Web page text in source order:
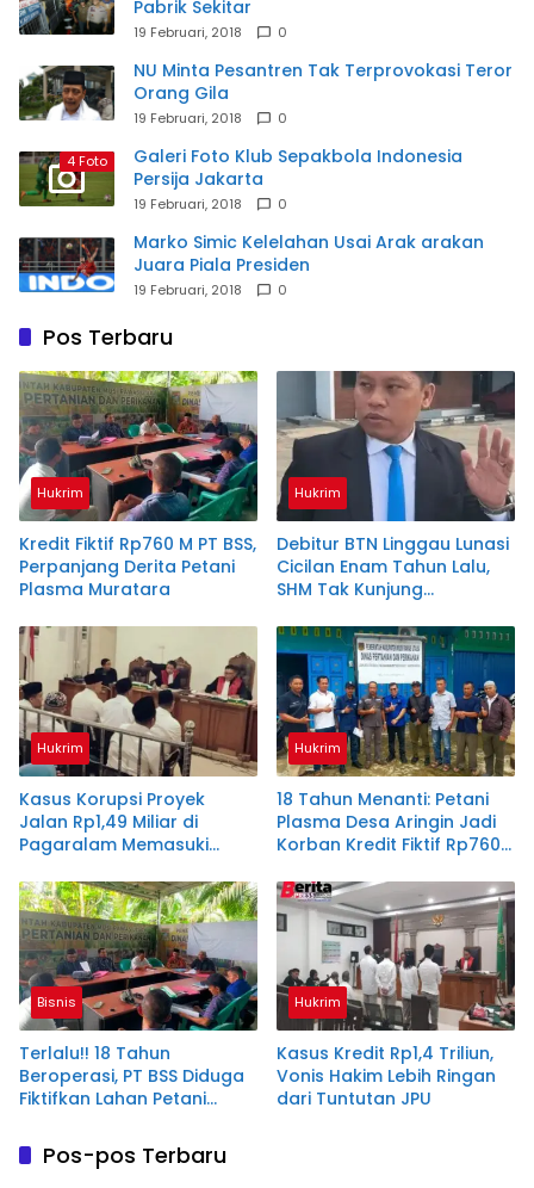
Pabrik Sekitar
19 Februari, 2018 0
NU Minta Pesantren Tak Terprovokasi Teror
Orang Gila
19 Februari, 2018 0
4 Foto
Galeri Foto Klub Sepakbola Indonesia
Persija Jakarta
19 Februari, 2018 0
Marko Simic Kelelahan Usai Arak arakan
Juara Piala Presiden
19 Februari, 2018 0
Pos Terbaru
Hukrim
Kredit Fiktif Rp760 M PT BSS,
Perpanjang Derita Petani
Plasma Muratara
Hukrim
Debitur BTN Linggau Lunasi
Cicilan Enam Tahun Lalu,
SHM Tak Kunjung
Hukrim
Kasus Korupsi Proyek
Jalan Rp1,49 Miliar di
Pagaralam Memasuki
Terdakwa Dituntut 2,5
Tahun Penjara
Hukrim
18 Tahun Menanti: Petani
Plasma Desa Aringin Jadi
Korban Kredit Fiktif Rp760
Bisnis
Terlalu!! 18 Tahun
Beroperasi, PT BSS Diduga
Fiktifkan Lahan Petani
Hukrim
Kasus Kredit Rp1,4 Triliun,
Vonis Hakim Lebih Ringan
dari Tuntutan JPU
Pos-pos Terbaru